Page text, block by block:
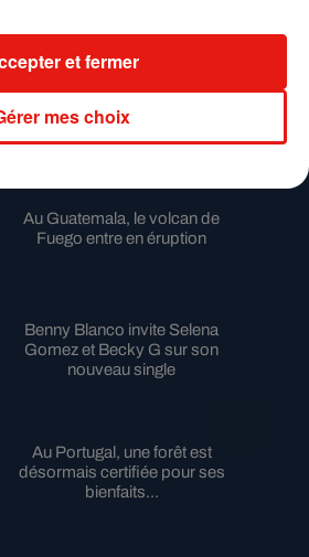
invités...
Au Guatemala, le volcan de
Fuego entre en éruption
Benny Blanco invite Selena
Gomez et Becky G sur son
nouveau single
Au Portugal, une forêt est
désormais certifiée pour ses
bienfaits...
mes choix
et fermer